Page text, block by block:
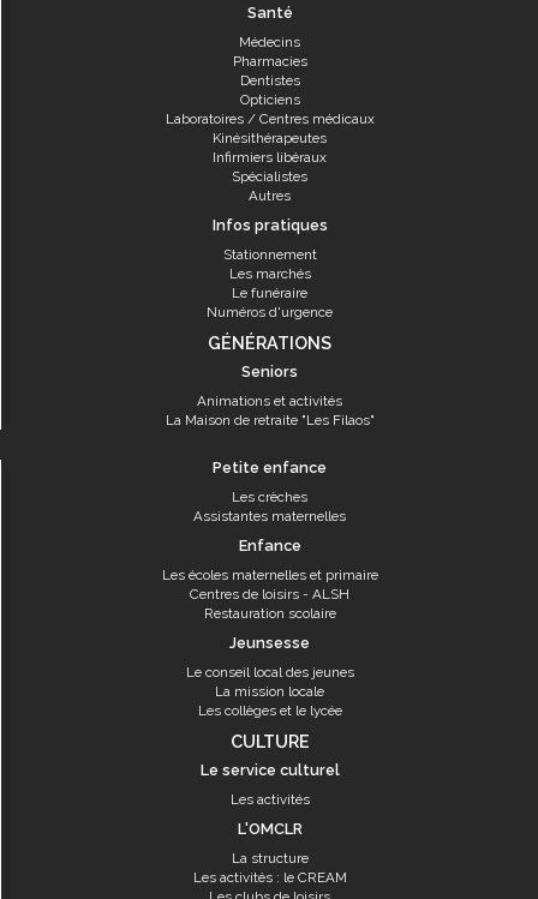
Santé
Médecins
Pharmacies
Dentistes
Opticiens
Laboratoires / Centres médicaux
Kinésithérapeutes
Infirmiers libéraux
Spécialistes
Autres
Infos pratiques
Stationnement
Les marchés
Le funéraire
Numéros d'urgence
GÉNÉRATIONS
Seniors
Animations et activités
La Maison de retraite "Les Filaos"
Petite enfance
Les crèches
Assistantes maternelles
Enfance
Les écoles maternelles et primaire
Centres de loisirs - ALSH
Restauration scolaire
Jeunsesse
Le conseil local des jeunes
La mission locale
Les collèges et le lycée
CULTURE
Le service culturel
Les activités
L'OMCLR
La structure
Les activités : le CREAM